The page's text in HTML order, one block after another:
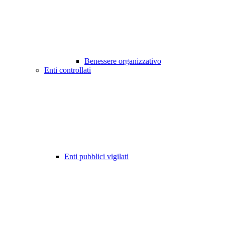
Benessere organizzativo
Enti controllati
Enti pubblici vigilati